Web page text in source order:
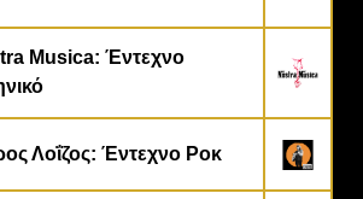
Musica: Έντεχνο
Λοΐζος: Έντεχνο Ροκ